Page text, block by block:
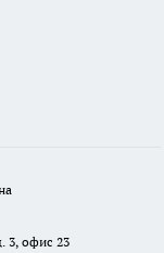
3, офис 23